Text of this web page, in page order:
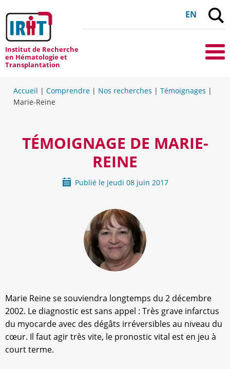
EN
Institut de Recherche
en Hématologie et
Transplantation
Accueil | Comprendre | Nos recherches | Témoignages |
Marie-Reine
TÉMOIGNAGE DE MARIE-
REINE
Publié le jeudi 08 juin 2017
Marie Reine se souviendra longtemps du 2 décembre
2002. Le diagnostic est sans appel : Très grave infarctus
du myocarde avec des dégâts irréversibles au niveau du
cœur. Il faut agir très vite, le pronostic vital est en jeu à
court terme.